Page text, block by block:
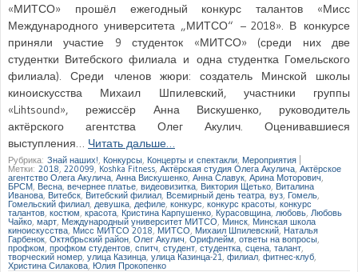
«МИТСО» прошёл ежегодный конкурс талантов «Мисс
Международного университета „МИТСО“ – 2018». В конкурсе
приняли участие 9 студенток «МИТСО» (среди них две
студентки Витебского филиала и одна студентка Гомельского
филиала). Среди членов жюри: создатель Минской школы
киноискусства Михаил Шпилевский, участники группы
«Lihtsound», режиссёр Анна Вискушенко, руководитель
актёрского агентства Олег Акулич. Оценивавшиеся
выступления… Читать дальше…
Рубрика: Знай наших! Конкурсы Концерты и спектакли Мероприятия
Метки: 2018 220099 ,Koshka Fitness Актёрская студия Олега Акулича Актёрское
агентство Олега Акулича Анна Вискушенко Анна Славук Арина Моторович
БРСМ Весна вечернее платье видеовизитка Виктория Щетько Виталина
Иванова Витебск Витебский филиал Всемирный день театра вуз Гомель
Гомельский филиал девушка ,дефиле конкурс конкурс красоты, конкурс
талантов костюм красота Кристина Карпушенко Курасовщина ,любовь Любовь
Чайко март Международный университет МИТСО ,Минск Минская школа
киноискусства Мисс МИТСО 2018 ,МИТСО Михаил Шпилевский Наталья
Гарбенок Октябрьский район Олег Акулич Орифлейм ответы на вопросы
профком, профком студентов спитч студент,студентка сцена талант
творческий номер улица Казинца улица Казинца-21 филиал фитнес-клуб
Христина Силакова, Юлия Прокопенко